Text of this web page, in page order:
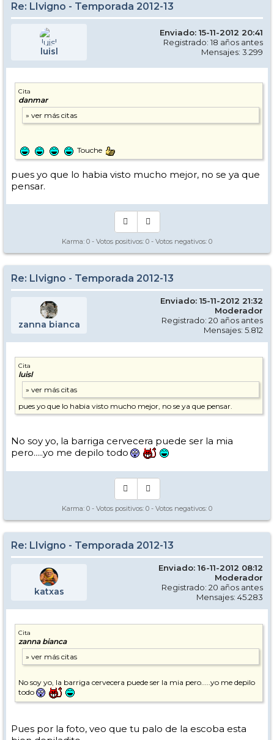
Re: LIvigno - Temporada 2012-13
luisl
Enviado: 15-11-2012 20:41
Registrado: 18 años antes
Mensajes: 3.299
Cita
danmar
Touche
pues yo que lo habia visto mucho mejor, no se ya que
pensar.
Karma: 0 - Votos positivos: 0 - Votos negativos: 0
Re: LIvigno - Temporada 2012-13
zanna bianca
Enviado: 15-11-2012 21:32
Moderador
Registrado: 20 años antes
Mensajes: 5.812
Cita
luisl
pues yo que lo habia visto mucho mejor, no se ya que pensar.
No soy yo, la barriga cervecera puede ser la mia
pero.....yo me depilo todo
Karma: 0 - Votos positivos: 0 - Votos negativos: 0
Re: LIvigno - Temporada 2012-13
katxas
Enviado: 16-11-2012 08:12
Moderador
Registrado: 20 años antes
Mensajes: 45.283
Cita
zanna bianca
No soy yo, la barriga cervecera puede ser la mia pero.....yo me depilo
todo
Pues por la foto, veo que tu palo de la escoba esta